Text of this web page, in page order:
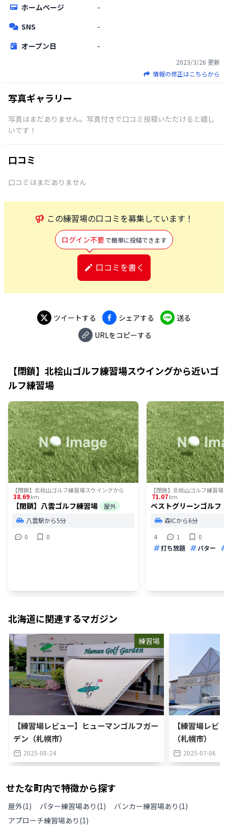
ホームページ
-
SNS
-
オープン日
-
2023/3/26 更新
情報の修正はこちらから
写真ギャラリー
写真はまだありません。写真付きで口コミ投稿いただけると嬉し
いです！
口コミ
口コミはまだありません
この練習場の口コミを募集しています！
ログイン不要で簡単に投稿できます
口コミを書く
ツイートする シェアする
送る
URLをコピーする
【閉鎖】北桧山ゴルフ練習場スウイングから近いゴ
ルフ練習場
【閉鎖】北桧山ゴルフ練習場スウイングから
38.69km
【閉鎖】八雲ゴルフ練習場
屋外
八雲駅から5分
0
0
【閉鎖】北桧山ゴルフ練習場
71.07km
ベストグリーンゴルフ
森ICから6分
4
1
0
打ち放題
パター
北海道に関連するマガジン
練習場
【練習場レビュー】ヒューマンゴルフガー
デン（札幌市）
2025-08-24
【練習場レビ
（札幌市）
2025-07-06
せたな町内で特徴から探す
屋外(1) パター練習場あり (1) バンカー練習場あり (1)
アプローチ練習場あり (1)